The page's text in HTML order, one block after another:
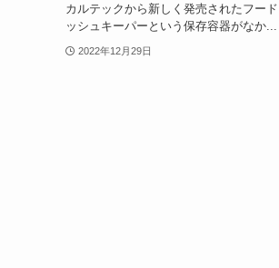
カルテックから新しく発売されたフー
ッシュキーパーという保存容器がなか...
2022年12月29日